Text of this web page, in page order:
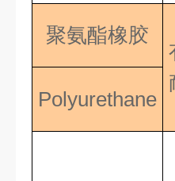
聚氨酯橡胶
Polyurethane